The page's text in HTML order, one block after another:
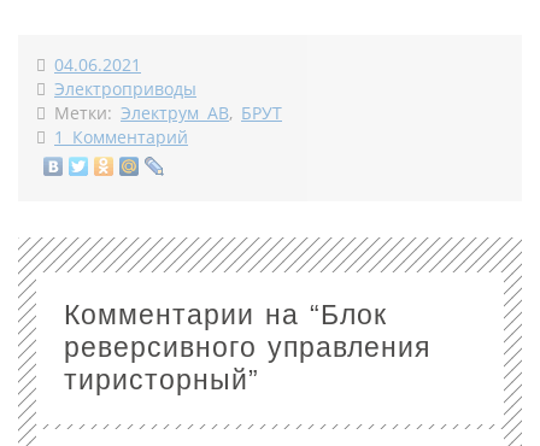
04.06.2021
Электроприводы
Метки: Электрум АВ, БРУТ
1 Комментарий
Комментарии на “ Блок
реверсивного управления
тиристорный”